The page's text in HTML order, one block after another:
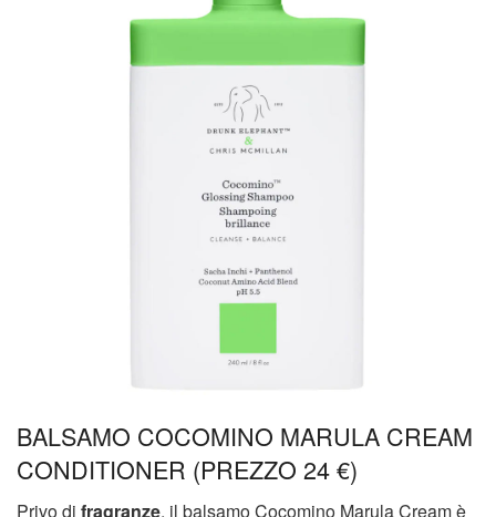
BALSAMO COCOMINO MARULA CREAM
CONDITIONER (PREZZO 24 €)
Privo di fragranze, il balsamo Cocomino Marula Cream è